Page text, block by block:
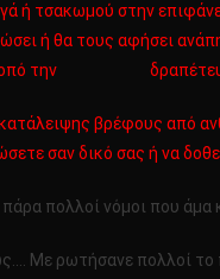
ή τσακωμού στην
θα τους αφήσει
την δραπέτευση
βρέφους από
σας ή να δοθεί σε
πολλοί νόμοι που
Με ρωτήσανε πολλοί το